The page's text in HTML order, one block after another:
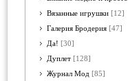
Вязанные игрушки [12]
Галерия Бродерия [47]
Да! [30]
Дуплет [128]
Журнал Мод [85]